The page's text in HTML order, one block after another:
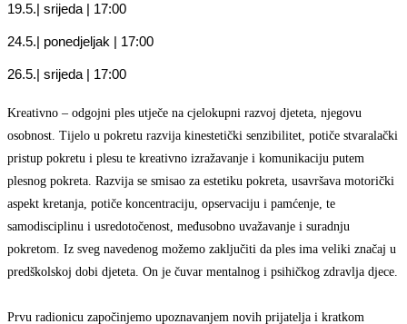
19.5.| srijeda | 17:00
24.5.| ponedjeljak | 17:00
26.5.| srijeda | 17:00
Kreativno – odgojni ples utječe na cjelokupni razvoj djeteta, njegovu
osobnost. Tijelo u pokretu razvija kinestetički senzibilitet, potiče stvaralački
pristup pokretu i plesu te kreativno izražavanje i komunikaciju putem
plesnog pokreta. Razvija se smisao za estetiku pokreta, usavršava motorički
aspekt kretanja, potiče koncentraciju, opservaciju i pamćenje, te
samodisciplinu i usredotočenost, međusobno uvažavanje i suradnju
pokretom. Iz sveg navedenog možemo zaključiti da ples ima veliki značaj u
predškolskoj dobi djeteta. On je čuvar mentalnog i psihičkog zdravlja djece.
Prvu radionicu započinjemo upoznavanjem novih prijatelja i kratkom